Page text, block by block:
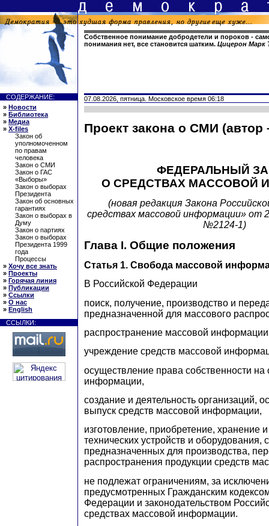
Собственное понимание добродетели и пороков -
понимания нет, все становится шатким. Цицерон Марк
СОДЕРЖАНИЕ:
» Новости
» Библиотека
» Медиа
» X-files
Закон об
уполномоченном
по правам
человека
Закон о СМИ
Закон о ГАС
«Выборы»
Закон о выборах
Президента
Закон об основных
гарантиях
Закон о выборах в
Думу
Закон о партиях
Закон о выборах
Президента 1999
года
Процессы
» Хочу все знать
» Проекты
» Горячая линия
» Публикации
» Ссылки
» О нас
» English
ССЫЛКИ:
07.08.2026, пятница. Московское время 06:18
Проект закона о СМИ
ФЕДЕРАЛЬНЫЙ
О СРЕДСТВАХ МАССОВОЙ
(новая редакция Закона
средствах массовой информации» от
№2124-1)
Глава I. Общие положения
Статья 1. Свобода массовой
В Российской Федерации
поиск, получение, производство и
предназначенной для массового
распространение массовой
учреждение средств массовой
осуществление права собственности на
информации,
создание и деятельность организаций,
выпуск средств массовой информации,
изготовление, приобретение, хранение
технических устройств и
предназначенных для производства,
распространения продукции средств
не подлежат ограничениям, за
предусмотренных Гражданским
Федерации и законодательством
средствах массовой информации.